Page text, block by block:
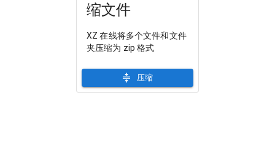
缩文件
XZ 在线将多个文件和文件
夹压缩为 zip 格式
压缩